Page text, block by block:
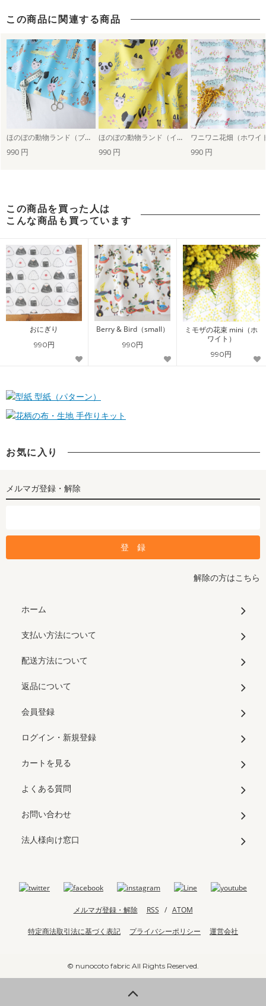
この商品に関連する商品
ほのぼの動物ランド（ブルー） ほのぼの動物ランド（イエロー） ワニワニ花畑（ホワイ
990 円 990 円 990 円
この商品を買った人は
こんな商品も買っています
おにぎり
990円
Berry & Bird（small）
990円
ミモザの花束 mini（ホ
ワイト）
990円
型紙（パターン）
手作りキット
お気に入り
メルマガ登録・解除
解除の方はこちら
ホーム
支払い方法について
配送方法について
返品について
会員登録
ログイン・新規登録
カートを見る
よくある質問
お問い合わせ
法人様向け窓口
メルマガ登録・解除 RSS / ATOM
特定商法取引法に基づく表記 プライバシーポリシー 運営会社
© nunocoto fabric All Rights Reserved.